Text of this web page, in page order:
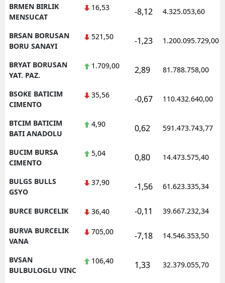
BRMEN BIRLIK
MENSUCAT
16,53 -8,12 4.325.053,60
BRSAN BORUSAN
BORU SANAYI
521,50 -1,23 1.200.095.729,00
BRYAT BORUSAN
YAT. PAZ.
1.709,00 2,89 81.788.758,00
BSOKE BATICIM
CIMENTO
35,56 -0,67 110.432.640,00
BTCIM BATICIM
BATI ANADOLU
4,90 0,62 591.473.743,77
BUCIM BURSA
CIMENTO
5,04 0,80 14.473.575,40
BULGS BULLS
GSYO
37,90 -1,56 61.623.335,34
BURCE BURCELIK 36,40 -0,11 39.667.232,34
BURVA BURCELIK
VANA
705,00 -7,18 14.546.353,50
BVSAN
BULBULOGLU VINC
106,40 1,33 32.379.055,70